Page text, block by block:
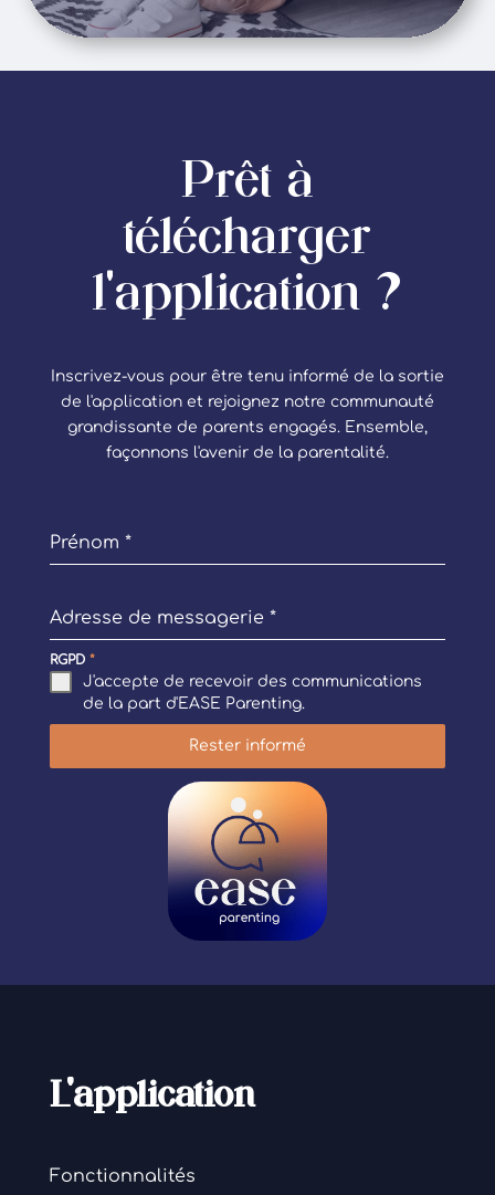
Prêt à
télécharger
l'application ?
Inscrivez-vous pour être tenu informé de la sortie
de l'application et rejoignez notre communauté
grandissante de parents engagés. Ensemble,
façonnons l'avenir de la parentalité.
Prénom *
Adresse de messagerie *
RGPD *
J'accepte de recevoir des communications
de la part d'EASE Parenting.
Rester informé
L'application
Fonctionnalités